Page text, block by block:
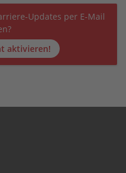
Updates per E-Mail
aktivieren!